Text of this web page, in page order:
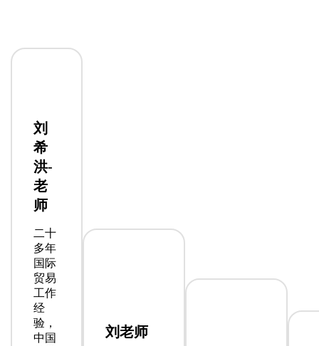
刘
希
洪-
老
师
二十
多年
国际
贸易
工作
经
验，
中国
刘老师